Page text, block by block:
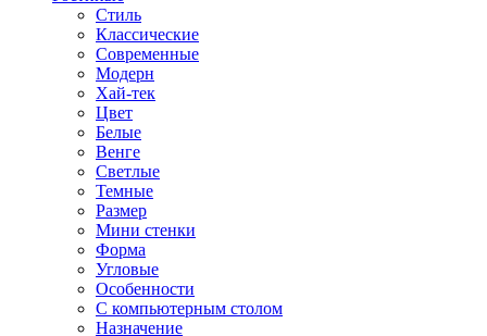
Стиль
Классические
Современные
Модерн
Хай-тек
Цвет
Белые
Венге
Светлые
Темные
Размер
Мини стенки
Форма
Угловые
Особенности
С компьютерным столом
Назначение